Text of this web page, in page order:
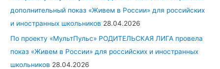
дополнительный показ «Живем в России» для российских
и иностранных школьников 28.04.2026
По проекту «МультПульс» РОДИТЕЛЬСКАЯ ЛИГА провела
показ «Живем в России» для российских и иностранных
школьников 28.04.2026